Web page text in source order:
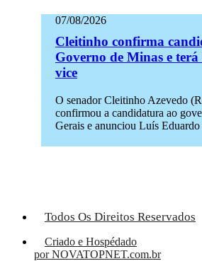
07/08/2026
Cleitinho confirma
Governo de Minas e terá
vice
O senador Cleitinho Azevedo
confirmou a candidatura ao
Gerais e anunciou Luís
Todos Os Direitos Reservados
Criado e Hospédado
por NOVATOPNET.com.br